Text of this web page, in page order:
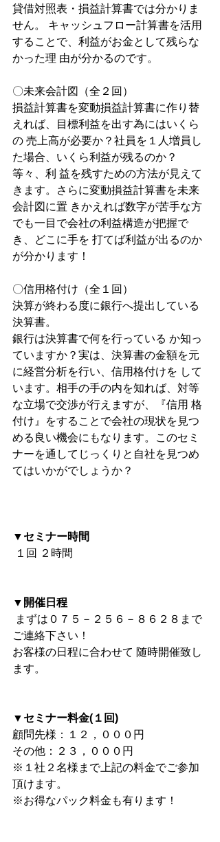
貸借対照表・損益計算書では分かりま
せん。 キャッシュフロー計算書を活用
することで、利益がお金として残らな
かった理 由が分かるのです。
〇未来会計図（全２回）
損益計算書を変動損益計算書に作り替
えれば、目標利益を出す為にはいくら
の 売上高が必要か？社員を１人増員し
た場合、いくら利益が残るのか？
等々、利 益を残すための方法が見えて
きます。さらに変動損益計算書を未来
会計図に置 きかえれば数字が苦手な方
でも一目で会社の利益構造が把握で
き、どこに手を 打てば利益が出るのか
が分かります！
〇信用格付け（全１回）
決算が終わる度に銀行へ提出している
決算書。
銀行は決算書で何を行っている か知っ
ていますか？実は、決算書の金額を元
に経営分析を行い、信用格付けを して
います。相手の手の内を知れば、対等
な立場で交渉が行えますが、『信用 格
付け』をすることで会社の現状を見つ
める良い機会にもなります。このセミ
ナーを通してじっくりと自社を見つめ
てはいかがでしょうか？
▼セミナー時間
１回 ２時間
▼開催日程
ご連絡下さい！
お客様の日程に合わせて 随時開催致し
ます。
▼セミナー料金(１回)
顧問先様：１２，０００円
その他：２３，０００円
※１社２名様まで上記の料金でご参加
頂けます。
※お得なパック料金も有ります！